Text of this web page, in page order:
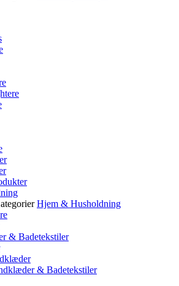
Hjem & Husholdning
& Badetekstiler
& Badetekstiler